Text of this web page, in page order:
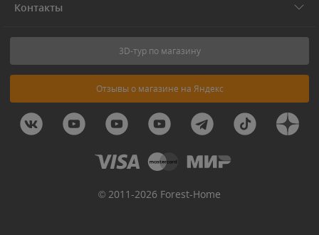
Контакты
3D-тур по магазину
Отзывы о магазине на Яндекс
© 2011-2026 Forest-Home